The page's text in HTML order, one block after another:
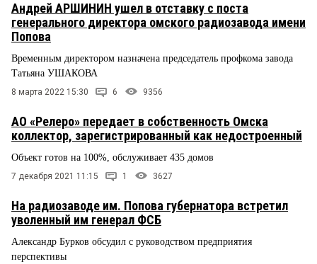
Андрей АРШИНИН ушел в отставку с поста
генерального директора омского радиозавода имени
Попова
Временным директором назначена председатель профкома завода
Татьяна УШАКОВА
8 марта 2022 15:30 6 9356
АО «Релеро» передает в собственность Омска
коллектор, зарегистрированный как недостроенный
Объект готов на 100%, обслуживает 435 домов
7 декабря 2021 11:15 1 3627
На радиозаводе им. Попова губернатора встретил
уволенный им генерал ФСБ
Александр Бурков обсудил с руководством предприятия
перспективы